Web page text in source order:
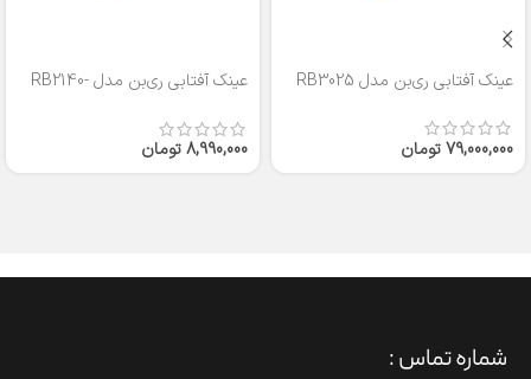
عینک آفتابی ری‌بن مدل RB3025
79,000,000تومان
عینک آفتابی ری‌بن مدل RB2140-
8,990,000تومان
شماره تماس :